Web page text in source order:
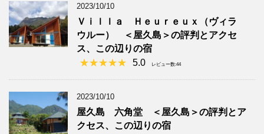
2023/10/10
Ｖｉｌｌａ Ｈｅｕｒｅｕｘ（ヴィラ
ウルー） ＜屋久島＞の評判とアクセ
ス、この辺りの宿
5.0
レビュー数:44
2023/10/10
屋久島 六角堂 ＜屋久島＞の評判とア
クセス、この辺りの宿